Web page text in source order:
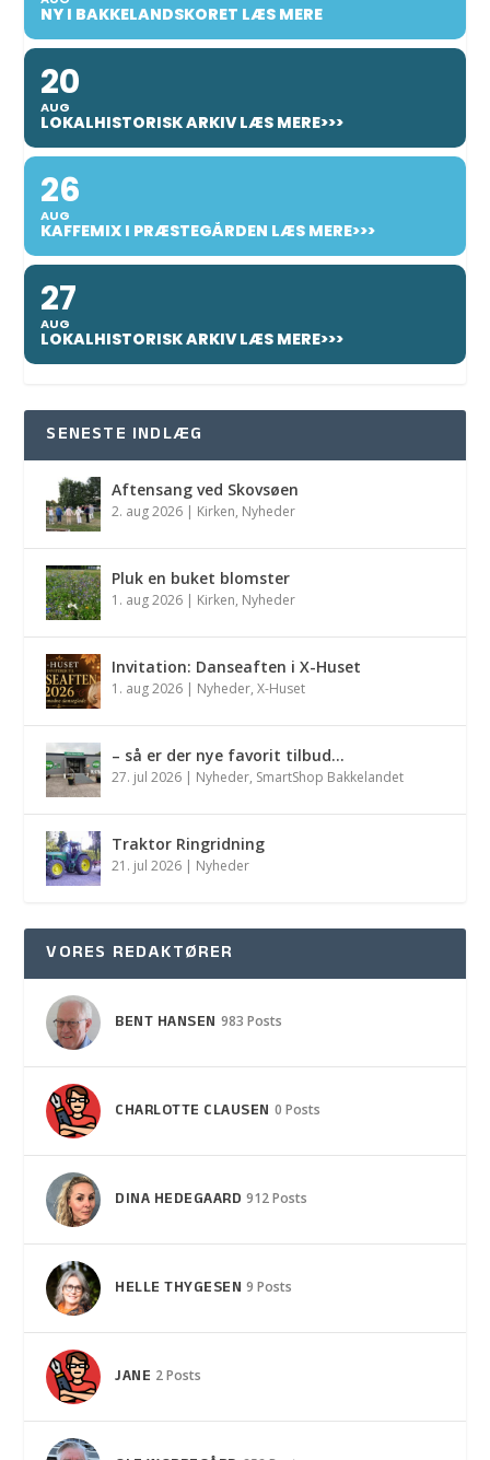
NY I BAKKELANDSKORET LÆS MERE
20
AUG
LOKALHISTORISK ARKIV LÆS MERE>>>
26
AUG
KAFFEMIX I PRÆSTEGÅRDEN LÆS MERE>>>
27
AUG
LOKALHISTORISK ARKIV LÆS MERE>>>
SENESTE INDLÆG
Aftensang ved Skovsøen
2. aug 2026 | Kirken, Nyheder
Pluk en buket blomster
1. aug 2026 | Kirken, Nyheder
Invitation: Danseaften i X-Huset
1. aug 2026 | Nyheder,X-Huset
– så er der nye favorit tilbud…
27. jul 2026 | Nyheder, SmartShop Bakkelandet
Traktor Ringridning
21. jul 2026 | Nyheder
VORES REDAKTØRER
BENT HANSEN 983 Posts
CHARLOTTE CLAUSEN 0 Posts
DINA HEDEGAARD 912 Posts
HELLE THYGESEN 9 Posts
JANE 2 Posts